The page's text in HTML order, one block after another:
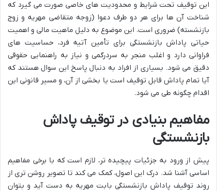
این توقیف تحت شرایط و محدودیت های خاصی صورت می گیرد که
شناخت آن ها برای هر دو طرف دعوا (زوجه متقاضی مهریه و زوج
بازنشسته) ضروری است. این موضوع به دلیل ماهیت مالی و اهمیت
حیاتی پاداش بازنشستگی برای تأمین آتیه فرد، حساسیت های
فراوانی دارد و اغلب منجر به سردرگمی و نیاز به راهنمایی حقوقی
دقیق می شود. بسیاری از افراد به دنبال پاسخ این سوال هستند که
آیا تمام پاداش قابل توقیف است یا بخشی از آن، و مسیر قانونی این
اقدام چگونه طی می شود.
مفاهیم بنیادی در توقیف پاداش
بازنشستگی
پیش از ورود به جزئیات پیچیده تر، لازم است که با برخی مفاهیم
اساسی آشنا شد. درک این اصول، کمک می کند تا تصویر روشن تری از
روند توقیف پاداش بازنشستگی بابت مهریه به دست آید و بتوان